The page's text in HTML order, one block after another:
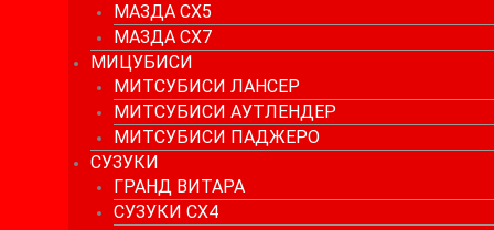
МАЗДА СХ5
МАЗДА СХ7
МИЦУБИСИ
МИТСУБИСИ ЛАНСЕР
МИТСУБИСИ АУТЛЕНДЕР
МИТСУБИСИ ПАДЖЕРО
СУЗУКИ
ГРАНД ВИТАРА
СУЗУКИ СХ4